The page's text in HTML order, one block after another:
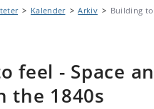
Kalender Arkiv Building
feel - Space
the 1840s